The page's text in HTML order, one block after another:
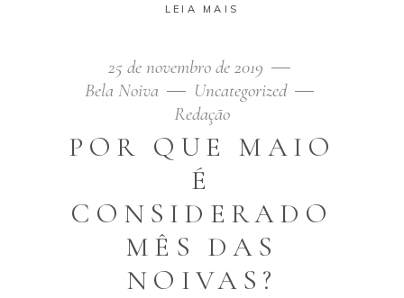
LEIA MAIS
25 de novembro de 2019
Bela Noiva
Uncategorized
Redação
POR QUE MAIO
É
CONSIDERADO
MÊS DAS
NOIVAS?